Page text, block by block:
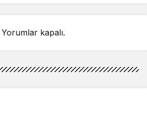
Yorumlar kapalı.